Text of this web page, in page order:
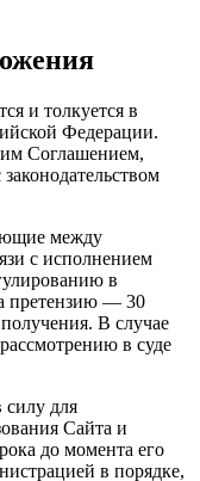
и толкуется в
Федерации.
Соглашением,
между
с исполнением
в
претензию — 30
В случае
в суде
силу для
Сайта и
до момента его
в порядке,